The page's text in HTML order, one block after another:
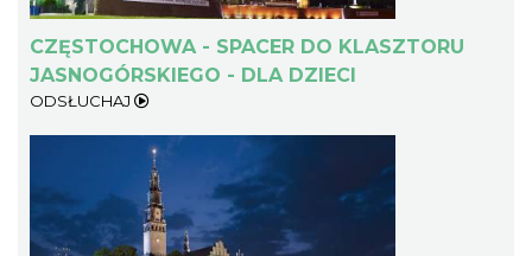
CZĘSTOCHOWA - SPACER DO KLASZTORU
JASNOGÓRSKIEGO - DLA DZIECI
ODSŁUCHAJ